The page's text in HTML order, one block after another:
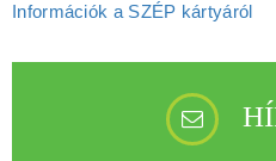
Információk a SZÉP kártyáról